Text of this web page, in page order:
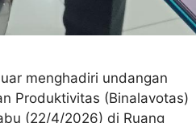
menghadiri undangan
Produktivitas (Binalavotas)
(22/4/2026) di Ruang